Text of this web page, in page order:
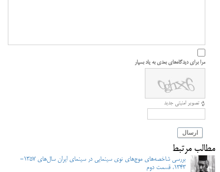
مرا برای دیدگاه‌های بعدی به یاد بسپار
تصویر امنیتی جدید
ارسال
مطالب مرتبط
بررسی شاخصه‌های موج‌های نوی سینمایی در سینمای ایران سال‌های 1357-
1343، قسمت دوم